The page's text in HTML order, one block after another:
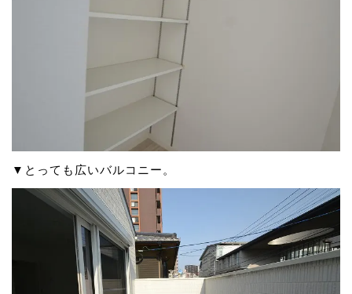
▼とっても広いバルコニー。